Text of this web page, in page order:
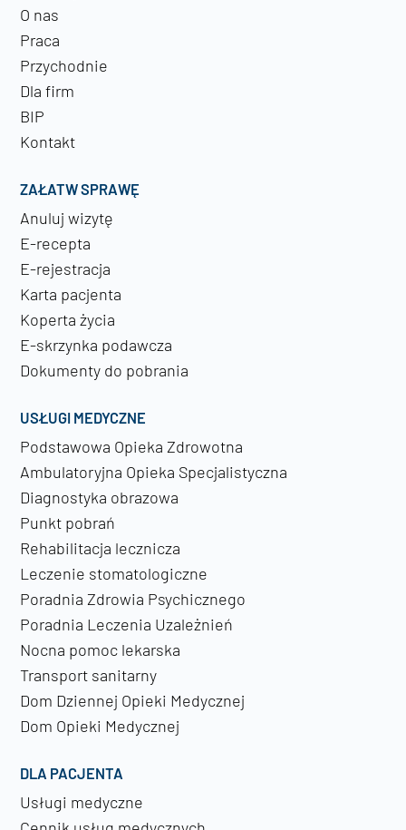
O nas
Praca
Przychodnie
Dla firm
BIP
Kontakt
ZAŁATW SPRAWĘ
Anuluj wizytę
E-recepta
E-rejestracja
Karta pacjenta
Koperta życia
E-skrzynka podawcza
Dokumenty do pobrania
USŁUGI MEDYCZNE
Podstawowa Opieka Zdrowotna
Ambulatoryjna Opieka Specjalistyczna
Diagnostyka obrazowa
Punkt pobrań
Rehabilitacja lecznicza
Leczenie stomatologiczne
Poradnia Zdrowia Psychicznego
Poradnia Leczenia Uzależnień
Nocna pomoc lekarska
Transport sanitarny
Dom Dziennej Opieki Medycznej
Dom Opieki Medycznej
DLA PACJENTA
Usługi medyczne